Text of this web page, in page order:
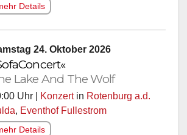
Details
24. Oktober 2026
Lake And The Wolf
Uhr | Konzertin Rotenburg a.d.
, Eventhof Fullestrom
Details